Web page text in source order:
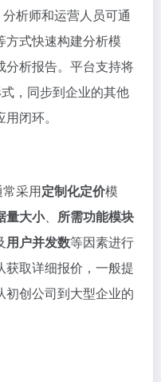
析师和运营人员可通
方式快速构建分析模
分析报告。平台支持将
，同步到企业的其他
闭环。
采用定制化定价模
量大小、 所需功能模块
用户并发数等因素进行
取详细报价，一般提
创公司到大型企业的